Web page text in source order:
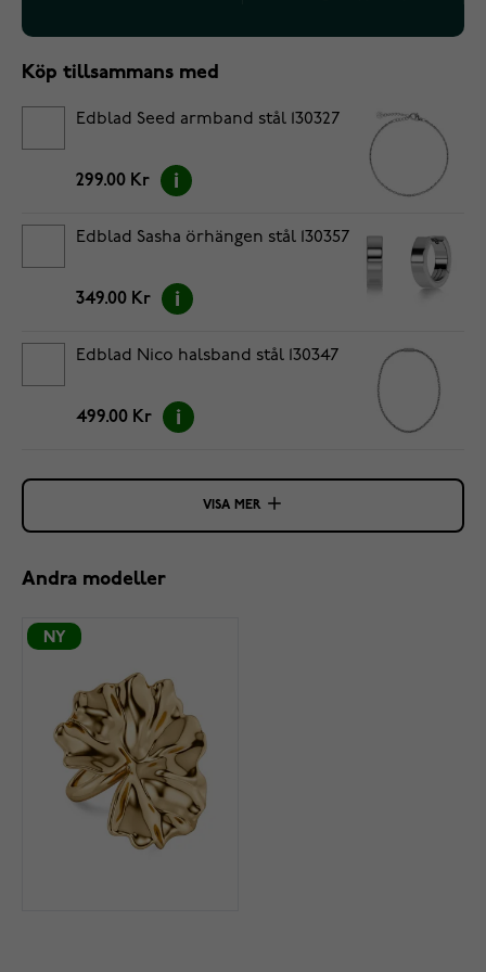
Köp tillsammans med
Edblad Seed armband stål 130327
299.00 Kr
Edblad Sasha örhängen stål 130357
349.00 Kr
Edblad Nico halsband stål 130347
499.00 Kr
VISA MER
Andra modeller
NY